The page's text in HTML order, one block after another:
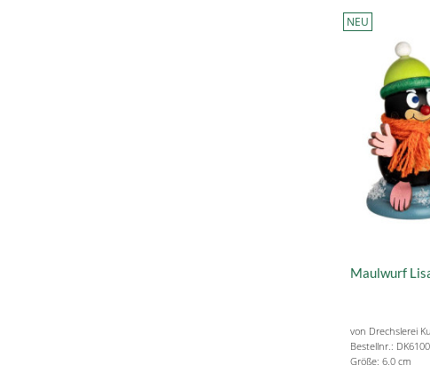
NEU
Maulwurf
von Drechslerei
Bestellnr.:
Größe: 6.0 cm